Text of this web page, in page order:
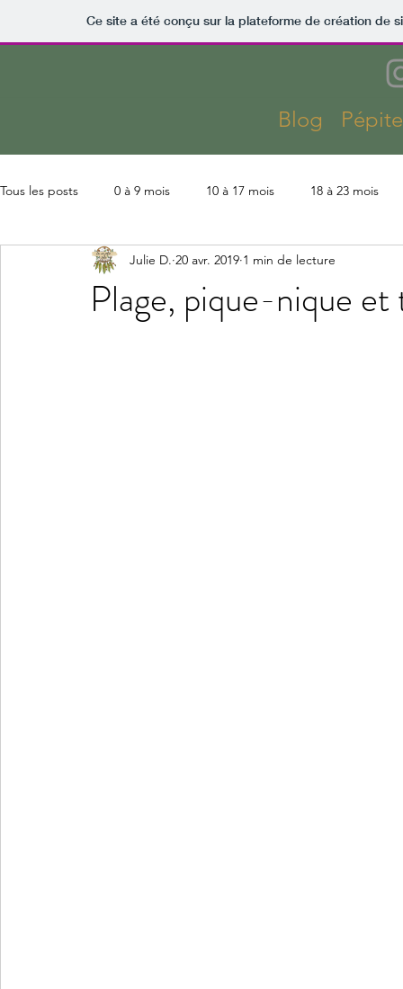
Ce site a été conçu sur la plateforme de création de
Blog
Tous les posts 0 à 9 mois 10 à 17 mois 18 à 23 mois
Lectures Montessori Parentalité
Plage, pique-nique
Julie D. 20 avr. 2019 1 min de lecture